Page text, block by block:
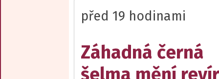
před 19 hodinami
Záhadná černá
šelma mění